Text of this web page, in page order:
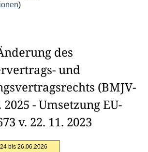
)
des
und
(BMJV-
2025 - Umsetzung EU-
v. 22. 11. 2023
bis 26.06.2026